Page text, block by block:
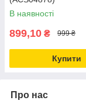
В наявності
899,10 ₴ 999 ₴
Купити
Про нас